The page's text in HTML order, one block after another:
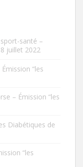
santé –
8 juillet 2022
“les
– Émission “les
Diabétiques de
“les